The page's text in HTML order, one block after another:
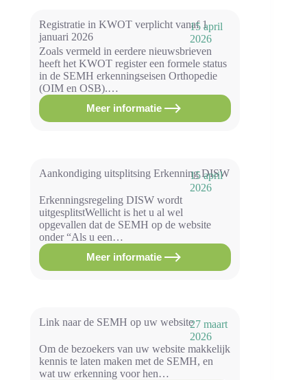
Registratie in KWOT verplicht vanaf 1
januari 2026
15 april
2026
Zoals vermeld in eerdere nieuwsbrieven
heeft het KWOT register een formele status
in de SEMH erkenningseisen Orthopedie
(OIM en OSB).…
Meer informatie
Registratie
in
1
januari
2026
Aankondiging uitsplitsing Erkenning DISW
15 april
2026
Erkenningsregeling DISW wordt
uitgesplitstWellicht is het u al wel
opgevallen dat de SEMH op de website
onder “Als u een…
Meer informatieAankondiging
uitsplitsing
Link naar de SEMH op uw website27 maart
2026
Om de bezoekers van uw website makkelijk
kennis te laten maken met de SEMH, en
wat uw erkenning voor hen…